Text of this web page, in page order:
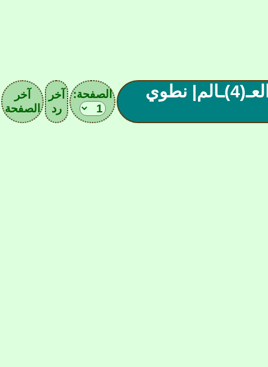
ملـ(923)ـحق أسود الأطلس-رابع العـ(4)ـالم| نطوي الصفحة:
آخر
رد
آخر
الصفحة